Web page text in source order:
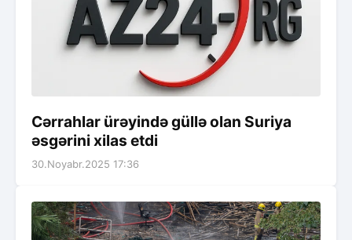
Cərrahlar ürəyində güllə olan Suriya
əsgərini xilas etdi
30.Noyabr.2025 17:36